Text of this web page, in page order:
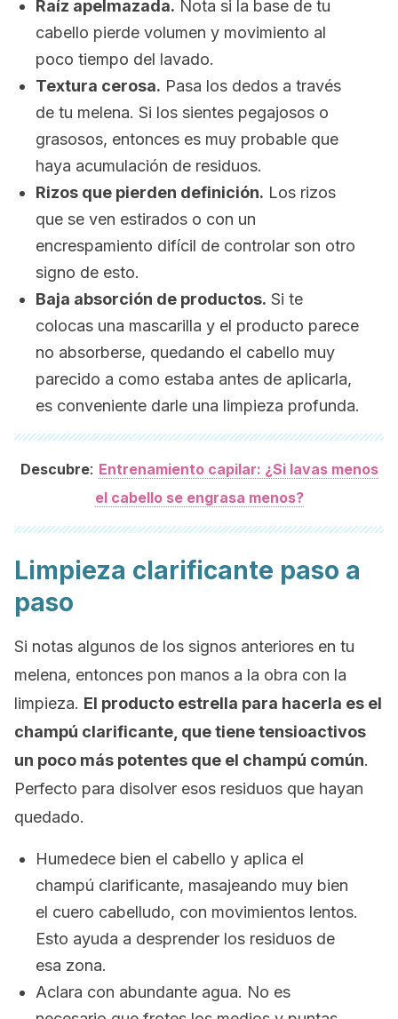
Raíz apelmazada. Nota si la base de tu
cabello pierde volumen y movimiento al
poco tiempo del lavado.
Textura cerosa. Pasa los dedos a través
de tu melena. Si los sientes pegajosos o
grasosos, entonces es muy probable que
haya acumulación de residuos.
Rizos que pierden definición. Los rizos
que se ven estirados o con un
encrespamiento difícil de controlar son otro
signo de esto.
Baja absorción de productos. Si te
colocas una mascarilla y el producto parece
no absorberse, quedando el cabello muy
parecido a como estaba antes de aplicarla,
es conveniente darle una limpieza profunda.
Descubre: Entrenamiento capilar: ¿Si lavas menos
el cabello se engrasa menos?
Limpieza clarificante paso a
paso
Si notas algunos de los signos anteriores en tu
melena, entonces pon manos a la obra con la
limpieza. El producto estrella para hacerla es el
champú clarificante, que tiene tensioactivos
un poco más potentes que el champú común.
Perfecto para disolver esos residuos que hayan
quedado.
Humedece bien el cabello y aplica el
champú clarificante, masajeando muy bien
el cuero cabelludo, con movimientos lentos.
Esto ayuda a desprender los residuos de
esa zona.
Aclara con abundante agua. No es